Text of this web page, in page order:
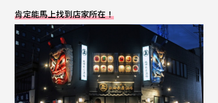
肯定能馬上找到店家所在！